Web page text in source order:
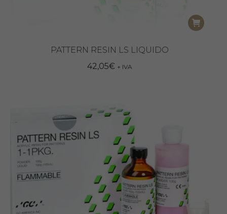
PATTERN RESIN LS LIQUIDO
42,05€ + IVA